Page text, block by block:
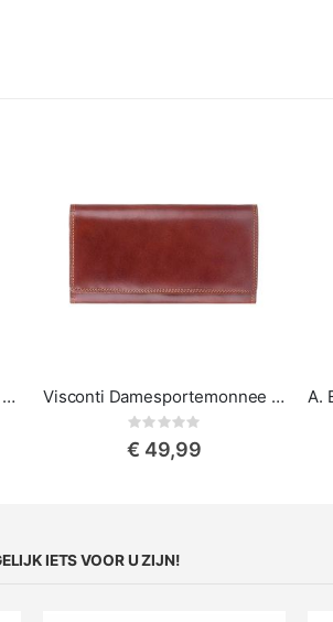
Greenburry Vintage Lederen Damesportemonnee Visconti Damesportemonnee Florence Matinee
Rating:
€ 49,99
IETS VOOR U ZIJN!